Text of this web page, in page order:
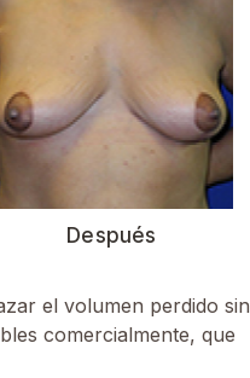
Después
el volumen perdido sin
comercialmente, que